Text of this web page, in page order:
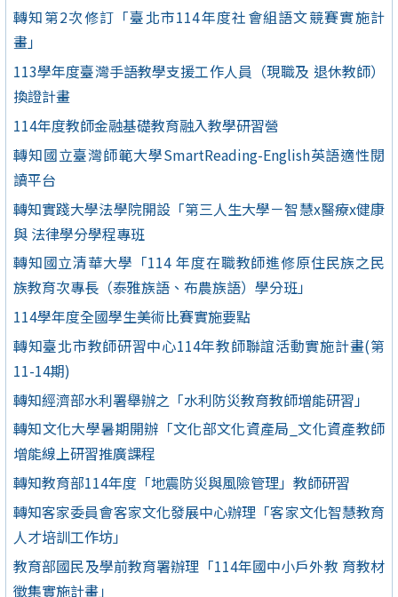
轉知第2次修訂「臺北市114年度社會組語文競賽實施計
畫」
113學年度臺灣手語教學支援工作人員（現職及 退休教師）
換證計畫
114年度教師金融基礎教育融入教學研習營
轉知國立臺灣師範大學SmartReading-English英語適性閱
讀平台
轉知實踐大學法學院開設「第三人生大學－智慧x醫療x健康
與 法律學分學程專班
轉知國立清華大學「114 年度在職教師進修原住民族之民
族教育次專長（泰雅族語、布農族語）學分班」
114學年度全國學生美術比賽實施要點
轉知臺北市教師研習中心114年教師聯誼活動實施計畫(第
11-14期)
轉知經濟部水利署舉辦之「水利防災教育教師增能研習」
轉知文化大學暑期開辦「文化部文化資產局_文化資產教師
增能線上研習推廣課程
轉知教育部114年度「地震防災與風險管理」教師研習
轉知客家委員會客家文化發展中心辦理「客家文化智慧教育
人才培訓工作坊」
教育部國民及學前教育署辦理「114年國中小戶外教 育教材
徵集實施計畫」